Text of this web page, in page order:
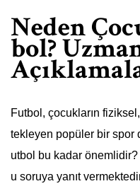
Neden
bol?
Futbol, çocukların
tekleyen popüler bir spor
utbol bu kadar
u soruya yanıt